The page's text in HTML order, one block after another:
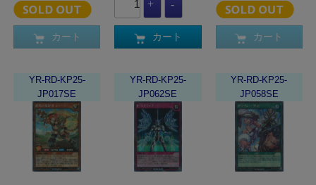
カート カート カート
YR-RD-KP25-
JP017SE
YR-RD-KP25-
JP062SE
YR-RD-KP25-
JP058SE